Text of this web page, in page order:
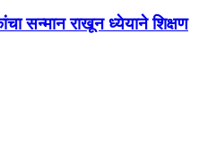
सन्मान राखून ध्येयाने शिक्षण